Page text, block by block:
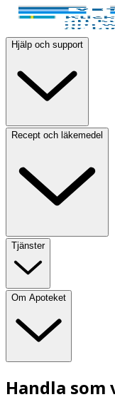
Hjälp och support
Recept och läkemedel
Tjänster
Om Apoteket
Handla